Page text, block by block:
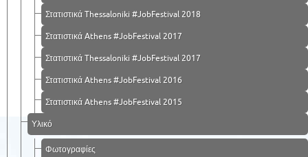
Στατιστικά Thessaloniki #JobFestival 2018
Στατιστικά Athens #JobFestival 2017
Στατιστικά Thessaloniki #JobFestival 2017
Στατιστικά Athens #JobFestival 2016
Στατιστικά Athens #JobFestival 2015
Υλικό
Φωτογραφίες